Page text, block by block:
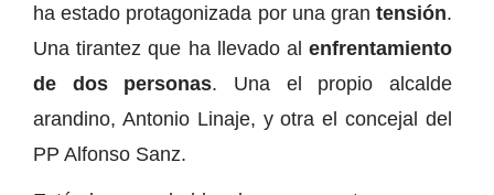
ha estado protagonizada por una gran tensión.
Una tirantez que ha llevado al enfrentamiento
de dos personas. Una el propio alcalde
arandino, Antonio Linaje, y otra el concejal del
PP Alfonso Sanz.